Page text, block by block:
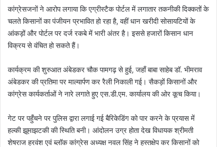
कांग्रेसजनों ने आरोप लगाया कि एग्रीस्टैक पोर्टल में लगातार तकनीकी दिक्कतों के
चलते किसानों का पंजीयन प्रभावित हो रहा है, वहीं धान खरीदी सोसायटियों के
आंकड़ों और पोर्टल पर दर्ज रकबे में भारी अंतर है। इससे हजारों किसान धान
विक्रय से वंचित हो सकते हैं।
कार्यक्रम की शुरुआत अंबेडकर चौक पामगढ़ से हुई, जहाँ बाबा साहेब डॉ. भीमराव
अंबेडकर की प्रतिमा पर माल्यार्पण कर रैली निकाली गई। सैकड़ों किसानों और
कांग्रेस कार्यकर्ताओं ने नारे लगाते हुए एस.डी.एम. कार्यालय की ओर कूच किया।
गेट पर पहुँचने पर पुलिस द्वारा लगाई गई बैरिकेडिंग को पार करने के प्रयास में
हल्की झूमाझटकी की स्थिति बनी। आंदोलन उग्र होता देख विधायक श्रीमती
शेषराज हरवंश एवं ब्लॉक कांग्रेस अध्यक्ष नवल सिंह ने हस्तक्षेप कर किसानों को